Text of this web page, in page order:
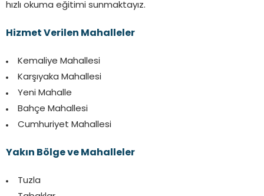
hızlı okuma eğitimi sunmaktayız.
Hizmet Verilen Mahalleler
Kemaliye Mahallesi
Karşıyaka Mahallesi
Yeni Mahalle
Bahçe Mahallesi
Cumhuriyet Mahallesi
Yakın Bölge ve Mahalleler
Tuzla